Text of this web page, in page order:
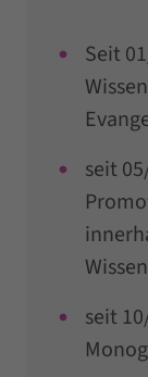
Seit
seit
seit